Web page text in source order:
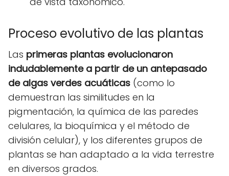
Proceso evolutivo de las plantas
Las primeras plantas evolucionaron
indudablemente a partir de un antepasado
de algas verdes acuáticas (como lo
demuestran las similitudes en la
pigmentación, la química de las paredes
celulares, la bioquímica y el método de
división celular), y los diferentes grupos de
plantas se han adaptado a la vida terrestre
en diversos grados.